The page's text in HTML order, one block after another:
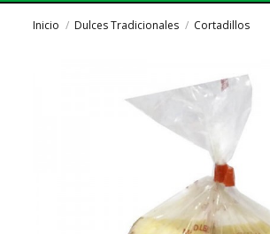
Inicio Dulces Tradicionales Cortadillos